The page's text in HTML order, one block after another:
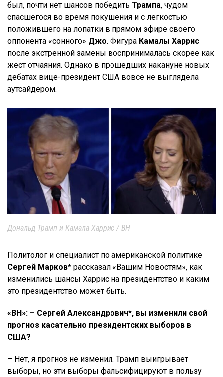
был, почти нет шансов победить Трампа, чудом
спасшегося во время покушения и с легкостью
положившего на лопатки в прямом эфире своего
оппонента «сонного» Джо. Фигура Камалы Харрис
после экстренной замены воспринималась скорее как
жест отчаяния. Однако в прошедших накануне новых
дебатах вице-президент США вовсе не выглядела
аутсайдером.
Дональд Трамп и Камала Харрис / ВН
Политолог и специалист по американской политике
Сергей Марков* рассказал «Вашим Новостям», как
изменились шансы Харрис на президентство и каким
это президентство может быть.
«ВН»: – Сергей Александрович*, вы изменили свой
прогноз касательно президентских выборов в
США?
– Нет, я прогноз не изменил. Трамп выигрывает
выборы, но эти выборы фальсифицируют в пользу